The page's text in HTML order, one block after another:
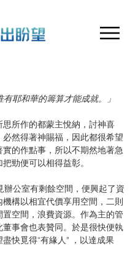
有耶和華的籌算才能成就。」
所作的都蒙主悅納，討神喜
然得著神賜福，因此都很希望
的作點事，所以不期然地著急
勁便可以相得益彰。
公室有剩餘空間，便興起了資
構以相宜代價享用空間，二則
空間，浪費資源。作為主的管
事會也表贊同。於是很快便執
快覓得“有緣人” ，以達成果